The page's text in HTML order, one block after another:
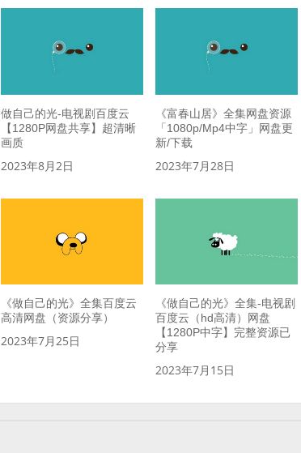
做自己的光-电视剧百度云
【1280P网盘共享】超清晰
画质
2023年8月2日
《富春山居》全集网盘资源
「1080p/Mp4中字」网盘更
新/下载
2023年7月28日
《做自己的光》全集百度云
高清网盘（资源分享）
2023年7月25日
《做自己的光》全集-电视剧
百度云（hd高清）网盘
【1280P中字】完整资源已
分享
2023年7月15日